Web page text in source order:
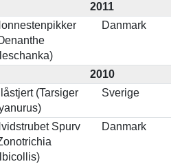
2011
Danmark
2010
(Tarsiger
Sverige
Spurv
Danmark